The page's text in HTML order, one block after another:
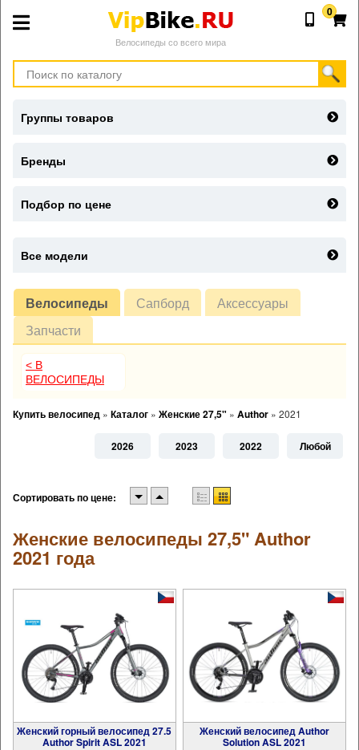
Велосипеды со всего мира
0
Велосипеды Сапборд
Аксессуары
Запчасти
< В
ВЕЛОСИПЕДЫ
Купить велосипед » Каталог » Женские 27,5" » Author » 2021
2026 2023 2022 Любой
Сортировать по цене:
Женские велосипеды 27,5" Author
2021 года
Женский горный велосипед 27.5
Author Spirit ASL 2021
Женский велосипед Author
Solution ASL 2021
Группы товаров
Бренды
Подбор по цене
Все модели